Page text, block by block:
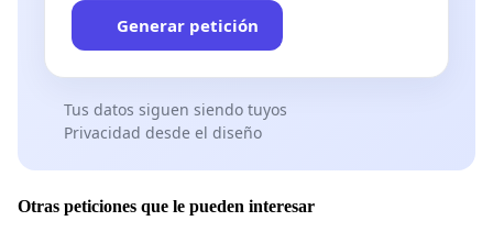
Generar petición
Tus datos siguen siendo tuyos
Privacidad desde el diseño
Otras peticiones que le pueden interesar